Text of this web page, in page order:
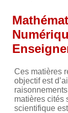
Ces matières
objectif est
matières cités
scientifique